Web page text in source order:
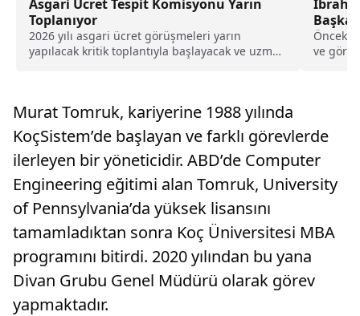
Asgari Ücret Tespit Komisyonu Yarın
Toplanıyor
2026 yılı asgari ücret görüşmeleri yarın
yapılacak kritik toplantıyla başlayacak ve uzman
Önceki
ve
Murat Tomruk, kariyerine 1988 yılında
KoçSistem’de başlayan ve farklı görevlerde
ilerleyen bir yöneticidir. ABD’de Computer
Engineering eğitimi alan Tomruk, University
of Pennsylvania’da yüksek lisansını
tamamladıktan sonra Koç Üniversitesi MBA
programını bitirdi. 2020 yılından bu yana
Divan Grubu Genel Müdürü olarak görev
yapmaktadır.